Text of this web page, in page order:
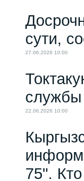
сути,
27.06.2026 10:00
службы
22.06.2026 10:00
75".